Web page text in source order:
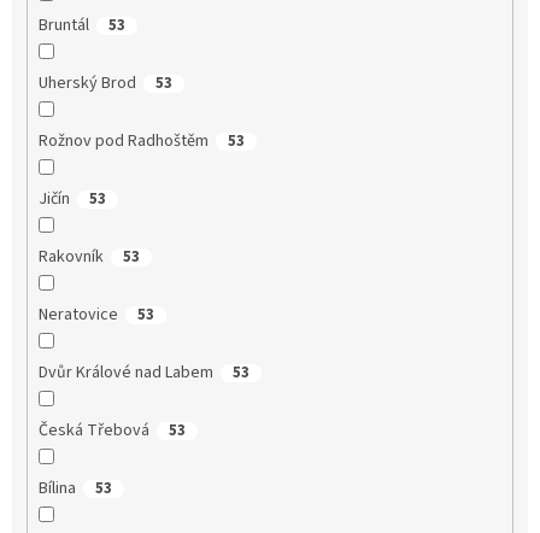
Bruntál 53
Uherský Brod 53
Rožnov pod Radhoštěm 53
Jičín 53
Rakovník 53
Neratovice 53
Dvůr Králové nad Labem 53
Česká Třebová 53
Bílina 53